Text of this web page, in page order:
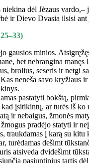
dėl Jėzaus vardo,–
Dvasia ilsisi ant
gausios minios.
bet nebrangina manęs
brolius, seseris ir netgi
neneša savo kryžiaus ir
pastatyti bokštą,
įsitikintų, ar turės iš ko
ir nebaigus, žmonės
pradėjo statyti ir
traukdamas į karą su kitu
turėdamas dešimt
atsiveda dvidešimt
pasiuntinius tartis